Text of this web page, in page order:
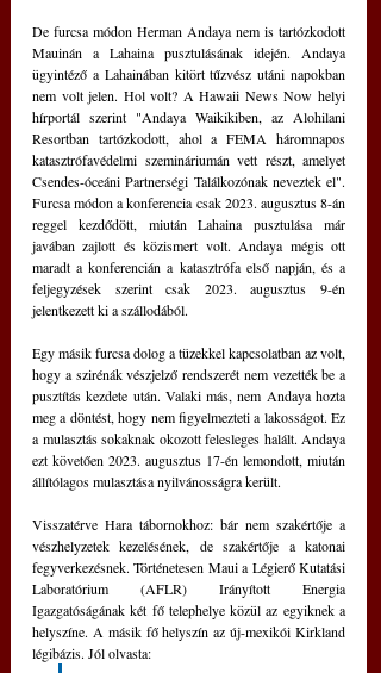
De furcsa módon Herman Andaya nem is tartózkodott
Mauinán a Lahaina pusztulásának idején. Andaya
ügyintéző a Lahainában kitört tűzvész utáni napokban
nem volt jelen. Hol volt? A Hawaii News Now helyi
hírportál szerint "Andaya Waikikiben, az Alohilani
Resortban tartózkodott, ahol a FEMA háromnapos
katasztrófavédelmi szemináriumán vett részt, amelyet
Csendes-óceáni Partnerségi Találkozónak neveztek el".
Furcsa módon a konferencia csak 2023. augusztus 8-án
reggel kezdődött, miután Lahaina pusztulása már
javában zajlott és közismert volt. Andaya mégis ott
maradt a konferencián a katasztrófa első napján, és a
feljegyzések szerint csak 2023. augusztus 9-én
jelentkezett ki a szállodából.
Egy másik furcsa dolog a tüzekkel kapcsolatban az volt,
hogy a szirénák vészjelző rendszerét nem vezették be a
pusztítás kezdete után. Valaki más, nem Andaya hozta
meg a döntést, hogy nem figyelmezteti a lakosságot. Ez
a mulasztás sokaknak okozott felesleges halált. Andaya
ezt követően 2023. augusztus 17-én lemondott, miután
állítólagos mulasztása nyilvánosságra került.
Visszatérve Hara tábornokhoz: bár nem szakértője a
vészhelyzetek kezelésének, de szakértője a katonai
fegyverkezésnek. Történetesen Maui a Légierő Kutatási
Laboratórium (AFLR) Irányított Energia
Igazgatóságának két fő telephelye közül az egyiknek a
helyszíne. A másik fő helyszín az új-mexikói Kirkland
légibázis. Jól olvasta: